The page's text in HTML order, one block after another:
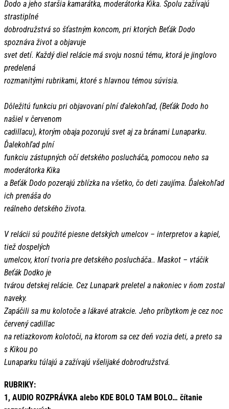
Dodo a jeho staršia kamarátka, moderátorka Kika. Spolu zažívajú
strastiplné
dobrodružstvá so šťastným koncom, pri ktorých Beťák Dodo
spoznáva život a objavuje
svet detí. Každý diel relácie má svoju nosnú tému, ktorá je jinglovo
predelená
rozmanitými rubrikami, ktoré s hlavnou témou súvisia.
Dôležitú funkciu pri objavovaní plní ďalekohľad, (Beťák Dodo ho
našiel v červenom
cadillacu), ktorým obaja pozorujú svet aj za bránami Lunaparku.
Ďalekohľad plní
funkciu zástupných očí detského poslucháča, pomocou neho sa
moderátorka Kika
a Beťák Dodo pozerajú zblízka na všetko, čo deti zaujíma. Ďalekohľad
ich prenáša do
reálneho detského života.
V relácii sú použité piesne detských umelcov – interpretov a kapiel,
tiež dospelých
umelcov, ktorí tvoria pre detského poslucháča.. Maskot – vtáčik
Beťák Dodko je
tvárou detskej relácie. Cez Lunapark preletel a nakoniec v ňom zostal
naveky.
Zapáčili sa mu kolotoče a lákavé atrakcie. Jeho príbytkom je cez noc
červený cadillac
na retiazkovom kolotoči, na ktorom sa cez deň vozia deti, a preto sa
s Kikou po
Lunaparku túlajú a zažívajú všelijaké dobrodružstvá.
RUBRIKY:
1, AUDIO ROZPRÁVKA alebo KDE BOLO TAM BOLO… čítanie